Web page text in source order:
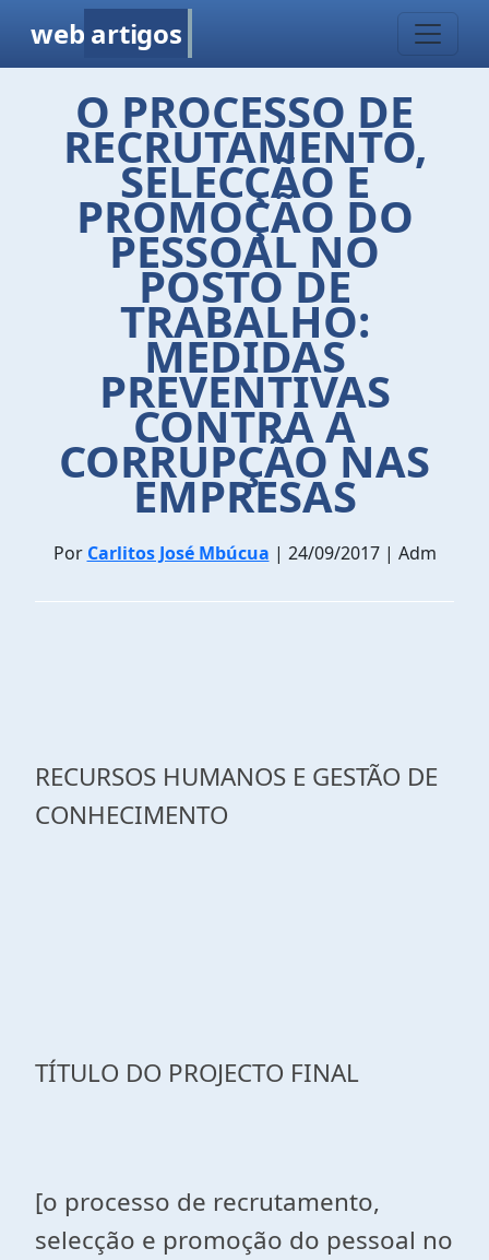
web artigos
O PROCESSO DE
RECRUTAMENTO,
SELECÇÃO E
PROMOÇÃO DO
PESSOAL NO
POSTO DE
TRABALHO:
MEDIDAS
PREVENTIVAS
CONTRA A
CORRUPÇÃO NAS
EMPRESAS
Por Carlitos José Mbúcua | 24/09/2017 | Adm
RECURSOS HUMANOS E GESTÃO DE
CONHECIMENTO
TÍTULO DO PROJECTO FINAL
[o processo de recrutamento,
selecção e promoção do pessoal no